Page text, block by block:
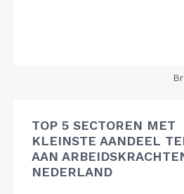
TOP 5 SECTOREN MET
KLEINSTE AANDEEL
AAN
NEDERLAND